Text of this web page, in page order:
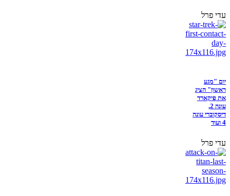
עדי פרל
יום "מגע
ראשון" הציג
את פיקארד
עונה 2,
דיסקוברי עונה
4 ועוד
עדי פרל